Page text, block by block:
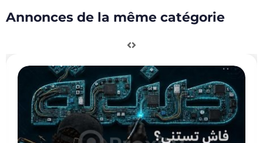
Annonces de la même catégorie